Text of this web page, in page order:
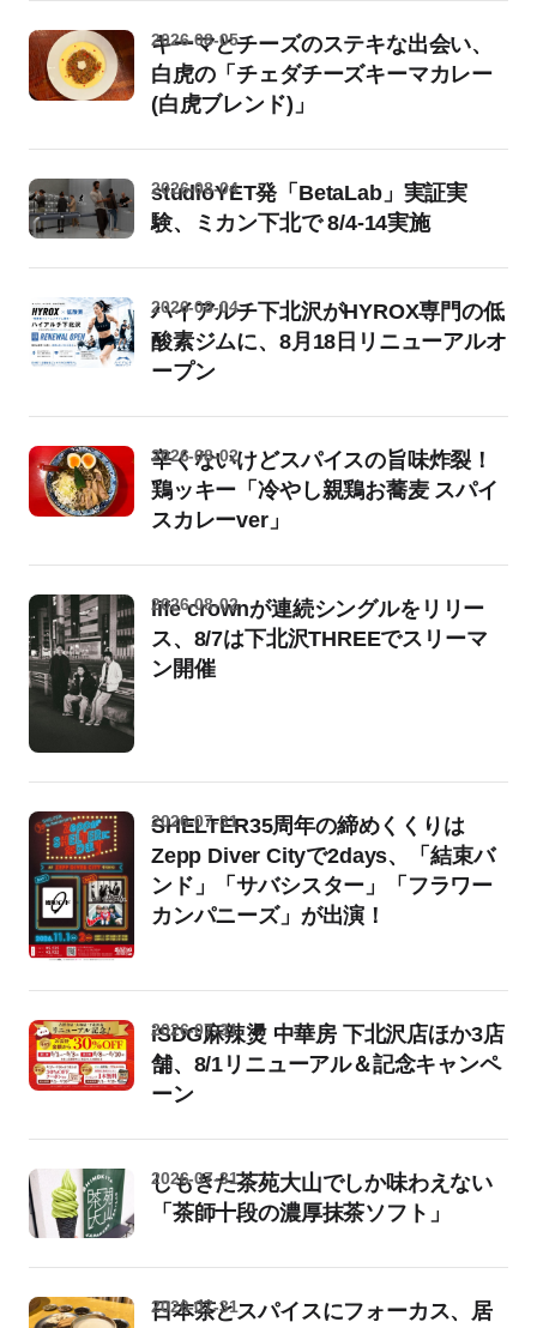
キーマとチーズのステキな出会い、
白虎の「チェダチーズキーマカレー
(白虎ブレンド)」
2026-08-05
studioYET発「BetaLab」実証実
験、ミカン下北で 8/4-14実施
2026-08-04
ハイアルチ下北沢がHYROX専門の低
酸素ジムに、8月18日リニューアルオ
ープン
2026-08-04
辛くないけどスパイスの旨味炸裂！
鶏ッキー「冷やし親鶏お蕎麦 スパイ
スカレーver」
2026-08-02
life crownが連続シングルをリリー
ス、8/7は下北沢THREEでスリーマ
ン開催
2026-08-02
SHELTER35周年の締めくくりは
Zepp Diver Cityで2days、「結束バ
ンド」「サバシスター」「フラワー
カンパニーズ」が出演！
2026-07-31
iSDG麻辣燙 中華房 下北沢店ほか3店
舗、8/1リニューアル＆記念キャンペ
ーン
2026-07-31
しもきた茶苑大山でしか味わえない
「茶師十段の濃厚抹茶ソフト」
2026-07-31
日本茶とスパイスにフォーカス、居
2026-07-31